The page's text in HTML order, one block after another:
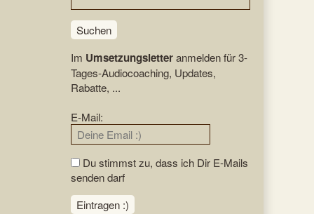
Suchen
Im Umsetzungsletteranmelden für 3-
Tages-Audiocoaching, Updates,
Rabatte, ...
E-Mail:
Du stimmst zu, dass ich Dir E-Mails
senden darf
Eintragen :)